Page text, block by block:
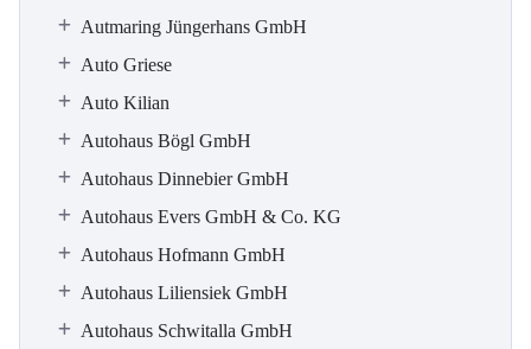
Autmaring Jüngerhans GmbH
Auto Griese
Auto Kilian
Autohaus Bögl GmbH
Autohaus Dinnebier GmbH
Autohaus Evers GmbH & Co. KG
Autohaus Hofmann GmbH
Autohaus Liliensiek GmbH
Autohaus Schwitalla GmbH